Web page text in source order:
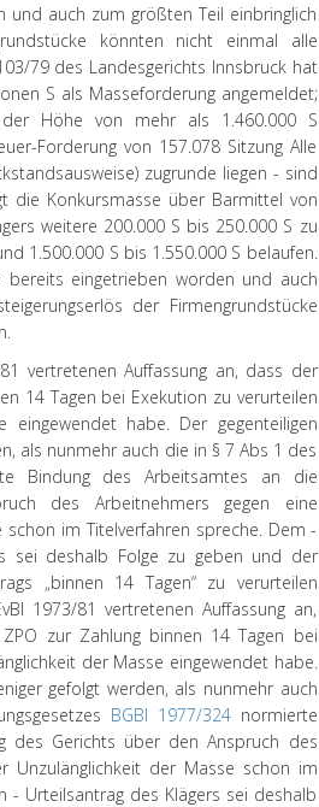
auch zum größten Teil einbringlich
könnten nicht einmal alle
79 des Landesgerichts Innsbruck hat
S als Masseforderung angemeldet;
der Höhe von mehr als 1.460.000 S
Forderung von 157.078 Sitzung Alle
zugrunde liegen - sind
die Konkursmasse über Barmittel von
weitere 200.000 S bis 250.000 S zu
1.500.000 S bis 1.550.000 S belaufen.
eingetrieben worden und auch
der Firmengrundstücke
vertretenen Auffassung an, dass der
14 Tagen bei Exekution zu verurteilen
habe. Der gegenteiligen
als nunmehr auch die in § 7 Abs 1 des
Bindung des Arbeitsamtes an die
des Arbeitnehmers gegen eine
im Titelverfahren spreche. Dem -
sei deshalb Folge zu geben und der
„binnen 14 Tagen“ zu verurteilen
1973/81 vertretenen Auffassung an,
zur Zahlung binnen 14 Tagen bei
der Masse eingewendet habe.
gefolgt werden, als nunmehr auch
BGBl 1977/324normierte
des Gerichts über den Anspruch des
Unzulänglichkeit der Masse schon im
Urteilsantrag des Klägers sei deshalb